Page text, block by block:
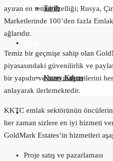
Tarih
Kuzey Kıbrıs
İletişim
ayıran en temel özelliği; Rusya,
Marketlerinde 100’den fazla
ağlarıdır.
Temiz bir geçmişe sahip olan
piyasasındaki güvenilirlik ve
bir yapıdır ve hem müşterilerini
anlayarak ilerlemektedir.
KKTC emlak sektörünün
her zaman sizlere en iyi hizmeti
GoldMark Estates’in hizmetleri
Proje satış ve pazarlaması